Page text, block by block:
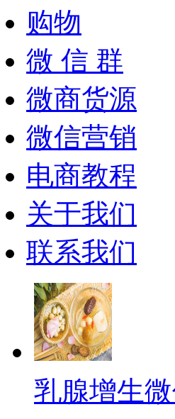
购物
微 信 群
微商货源
微信营销
电商教程
关于我们
联系我们
乳腺增生